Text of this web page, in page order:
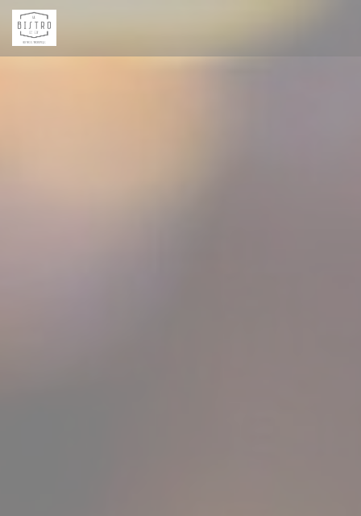
Personalizzazione delle tue scelte sui cookie